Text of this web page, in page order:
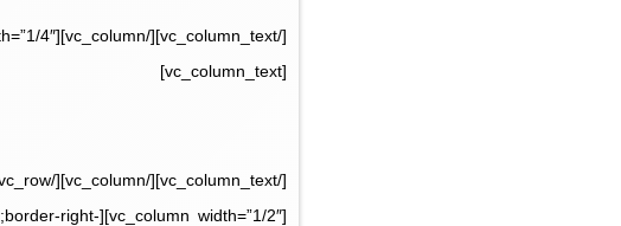
[vc_column_text]
right-